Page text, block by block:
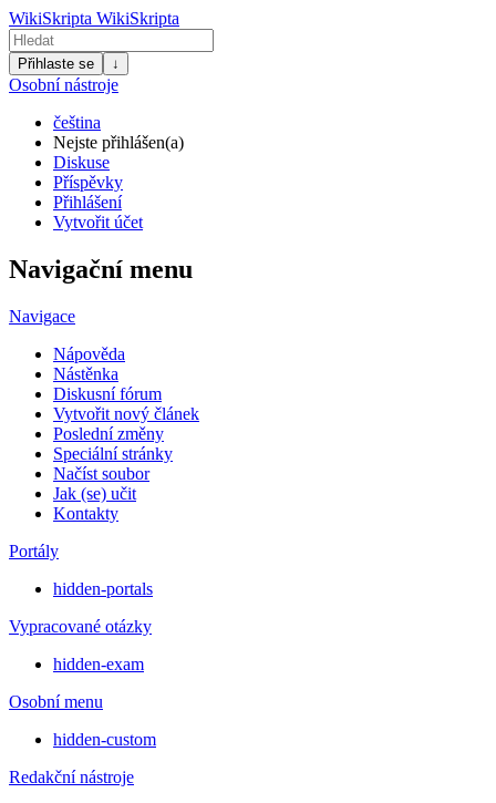
WikiSkripta WikiSkripta
Přihlaste se ↓
Osobní nástroje
čeština
Nejste přihlášen(a)
Diskuse
Příspěvky
Přihlášení
Vytvořit účet
Navigační menu
Navigace
Nápověda
Nástěnka
Diskusní fórum
Vytvořit nový článek
Poslední změny
Speciální stránky
Načíst soubor
Jak (se) učit
Kontakty
Portály
hidden-portals
Vypracované otázky
hidden-exam
Osobní menu
hidden-custom
Redakční nástroje